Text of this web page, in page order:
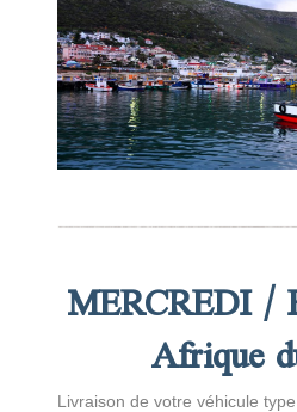
MERCREDI /
Afrique
Livraison de votre véhicule